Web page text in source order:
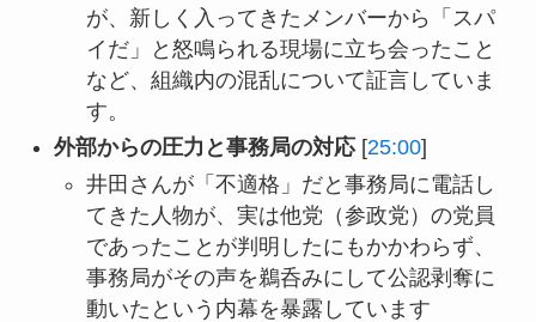
が、新しく入ってきたメンバーから「スパ
イだ」と怒鳴られる現場に立ち会ったこと
など、組織内の混乱について証言していま
す。
外部からの圧力と事務局の対応[25:00]
井田さんが「不適格」だと事務局に電話し
てきた人物が、実は他党（参政党）の党員
であったことが判明したにもかかわらず、
事務局がその声を鵜呑みにして公認剥奪に
動いたという内幕を暴露しています